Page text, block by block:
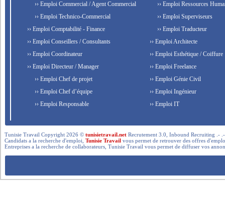
›› Emploi Commercial / Agent Commercial
›› Emploi Technico-Commercial
›› Emploi Comptabilité - Finance
›› Emploi Conseillers / Consultants
›› Emploi Coordinateur
›› Emploi Directeur / Manager
›› Emploi Chef de projet
›› Emploi Chef d’équipe
›› Emploi Responsable
›› Emploi Ressources
›› Emploi Superviseurs
›› Emploi Traducteur
›› Emploi Architecte
›› Emploi Esthétique / Coiffure
›› Emploi Freelance
›› Emploi Génie Civil
›› Emploi Ingénieur
›› Emploi IT
Tunisie Travail Copyright 2026 ©tunisietravail.net Recrutement 3.0, Inbound Recruiting .-
Candidats a la recherche d'emploi,Tunisie Travail vous permet de retrouver des offres
Entreprises a la recherche de collaborateurs, Tunisie Travail vous permet de diffuser vos